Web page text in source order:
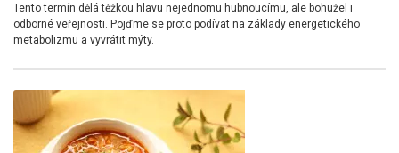
Tento termín dělá těžkou hlavu nejednomu hubnoucímu, ale bohužel i
odborné veřejnosti. Pojďme se proto podívat na základy energetického
metabolizmu a vyvrátit mýty.